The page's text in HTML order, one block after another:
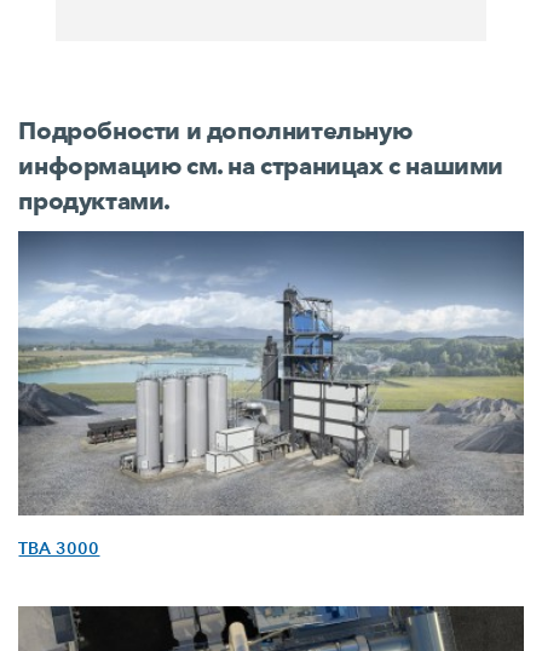
Подробности и дополнительную
информацию см. на страницах с нашими
продуктами.
TBA 3000